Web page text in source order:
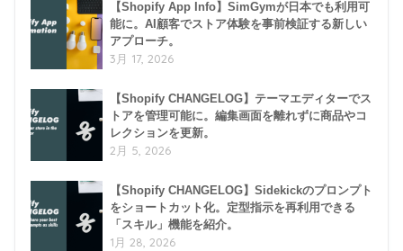
【Shopify App Info】SimGymが日本でも利用可
能に。AI顧客でストア体験を事前検証する新しい
アプローチ。
3月 17, 2026
【Shopify CHANGELOG】テーマエディターでス
トアを管理可能に。編集画面を離れずに商品やコ
レクションを更新。
2月 5, 2026
【Shopify CHANGELOG】Sidekickのプロンプト
をショートカット化。定型指示を再利用できる
「スキル」機能を紹介。
1月 28, 2026